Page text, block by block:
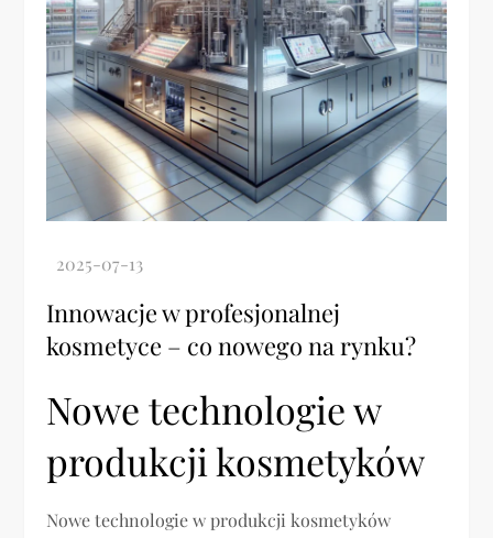
Innowacje w profesjonalnej
kosmetyce – co nowego na rynku?
Nowe technologie w
produkcji kosmetyków
Nowe technologie w produkcji kosmetyków